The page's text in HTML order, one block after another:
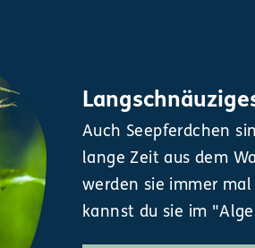
Auch Seepferdchen
lange Zeit aus dem
werden sie immer
kannst du sie im